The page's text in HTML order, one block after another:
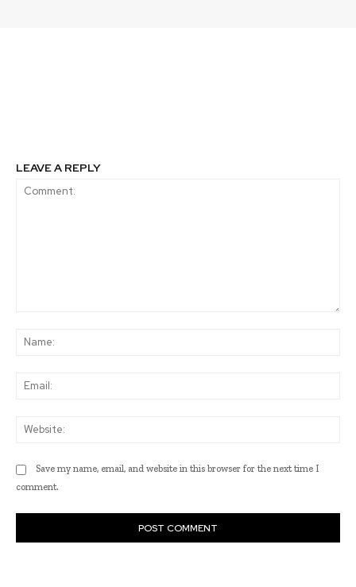
LEAVE A REPLY
Save my name, email, and website in this browser for the next time I
comment.